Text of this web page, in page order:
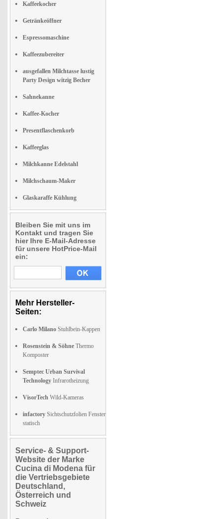
Kaffeekocher
Getränkeöffner
Espressomaschine
Kaffeezubereiter
ausgefallen Milchtasse lustig
Party Design witzig Becher
Sahnekanne
Kaffee-Kocher
Presentflaschenkorb
Kaffeeglas
Milchkanne Edelstahl
Milchschaum-Maker
Glaskaraffe Kühlung
Bleiben Sie mit uns im
Kontakt und tragen Sie
hier Ihre E-Mail-Adresse
für unsere HotPrice-Mail
ein:
Mehr Hersteller-
Seiten:
Carlo Milano Stuhlbein-Kappen
Rosenstein & Söhne Thermo
Komposter
Semptec Urban Survival
Technology Infrarotheizung
VisorTech Wild-Kameras
infactory Sichtschutzfolien Fenster
statisch
Service- & Support-
Website der Marke
Cucina di Modena für
die Vertriebsgebiete
Deutschland,
Österreich und
Schweiz